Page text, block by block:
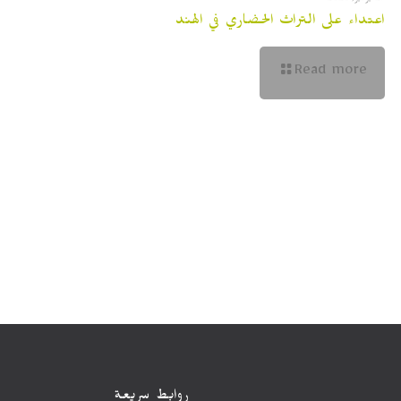
اعتداء على التراث الحضاري في الهند
Read more
روابط سريعة